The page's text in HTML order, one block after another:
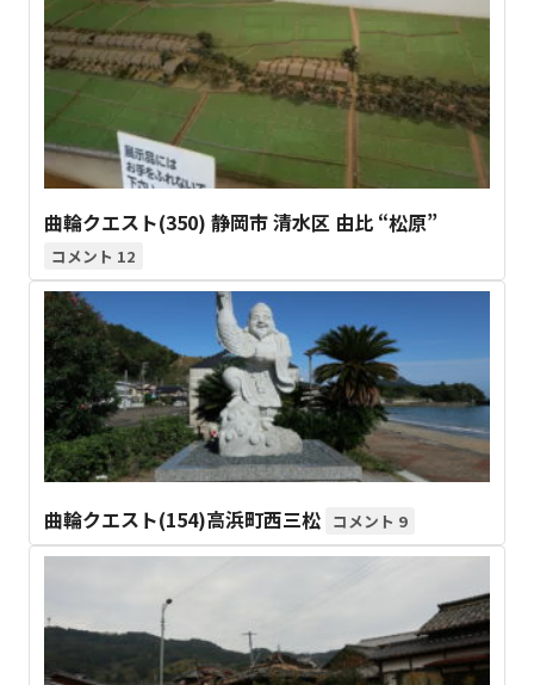
曲輪クエスト(350) 静岡市 清水区 由比 “松原”
12
曲輪クエスト(154)高浜町西三松 9